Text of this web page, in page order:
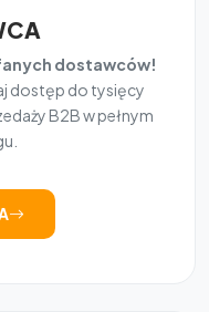
dostawców!
dostęp do tysięcy
B2B w pełnym